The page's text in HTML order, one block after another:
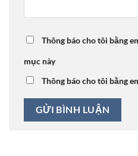
Thông báo cho tôi bằng
mục này
Thông báo cho tôi bằng